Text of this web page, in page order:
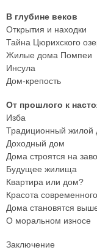
В глубине веков
Открытия и находки
Тайна Цюрихского
Жилые дома Помпеи
Инсула
Дом-крепость
От прошлого к
Изба
Традиционный жилой
Доходный дом
Дома строятся на
Будущее жилища
Квартира или дом?
Красота
Дома становятся
О моральном износе
Заключение